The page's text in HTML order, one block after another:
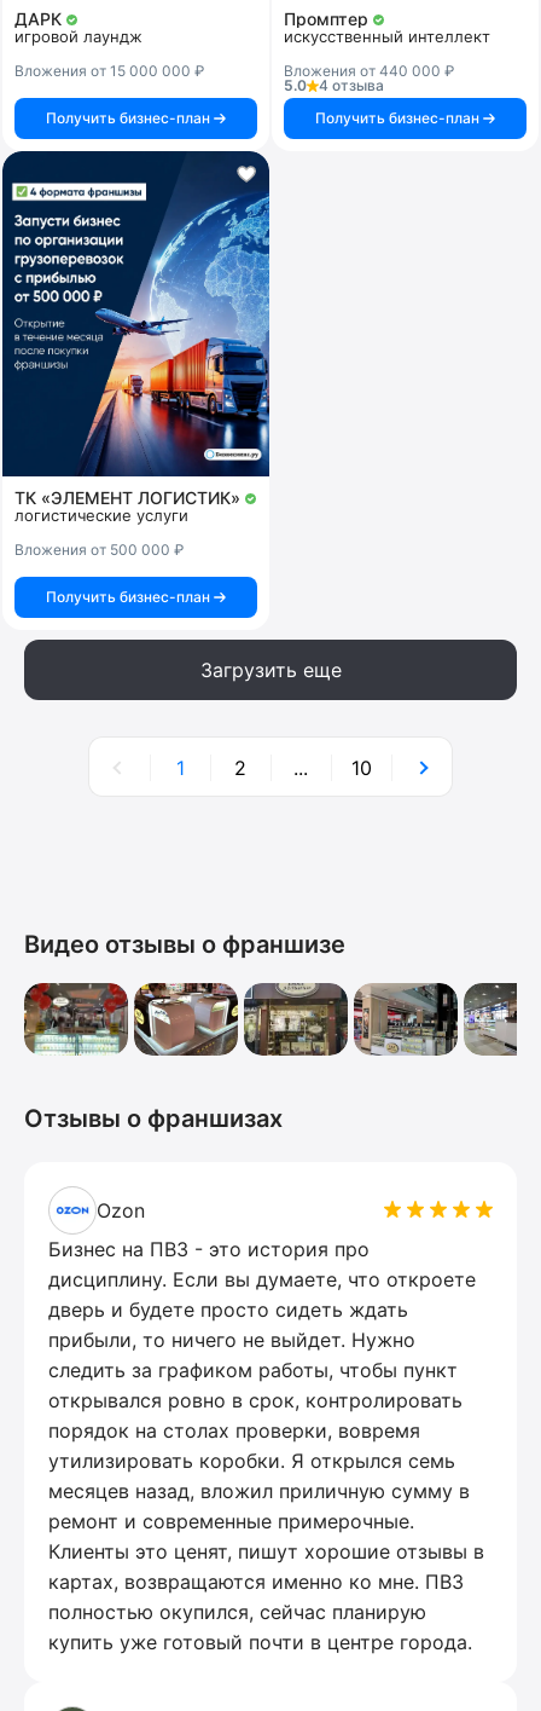
ДАРК
игровой лаундж
Вложения от 15 000 000 ₽
Получить бизнес-план
Промптер
искусственный интеллект
Вложения от 440 000 ₽
5.0
4 отзыва
Получить бизнес-план
ТК «ЭЛЕМЕНТ ЛОГИСТИК»
логистические услуги
Вложения от 500 000 ₽
Получить бизнес-план
Загрузить еще
1 2 ... 10
Видео отзывы о франшизе
Отзывы о франшизах
Ozon
Бизнес на ПВЗ - это история про
дисциплину. Если вы думаете, что откроете
дверь и будете просто сидеть ждать
прибыли, то ничего не выйдет. Нужно
следить за графиком работы, чтобы пункт
открывался ровно в срок, контролировать
порядок на столах проверки, вовремя
утилизировать коробки. Я открылся семь
месяцев назад, вложил приличную сумму в
ремонт и современные примерочные.
Клиенты это ценят, пишут хорошие отзывы в
картах, возвращаются именно ко мне. ПВЗ
полностью окупился, сейчас планирую
купить уже готовый почти в центре города.